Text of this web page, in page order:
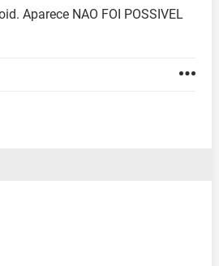
Aparece NAO FOI POSSIVEL